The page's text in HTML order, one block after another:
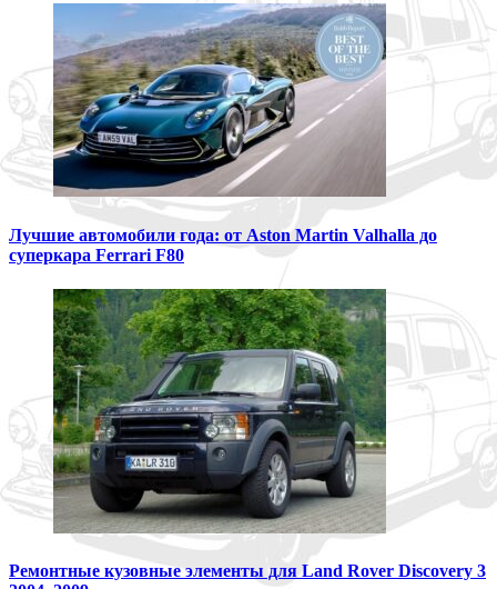
Лучшие автомобили года: от Aston Martin Valhalla до
суперкара Ferrari F80
Ремонтные кузовные элементы для Land Rover Discovery 3